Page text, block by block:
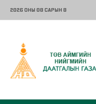
2026 ОНЫ 08 САРЫН 8